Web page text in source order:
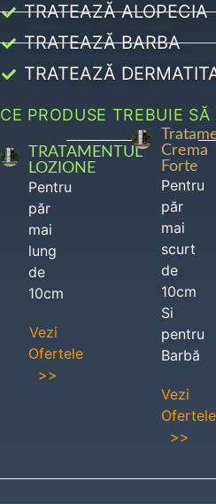
TRATEAZĂ ALOPECIA
TRATEAZĂ BARBA
TRATEAZĂ
CE PRODUSE TREBUIE
TRATAMENTUL
LOZIONE
Pentru
păr
mai
lung
de
10cm
Vezi
Ofertele
>>
Crema
Forte
Pentru
păr
mai
scurt
de
10cm
Si
pentru
Barbă
Vezi
Ofertele
>>